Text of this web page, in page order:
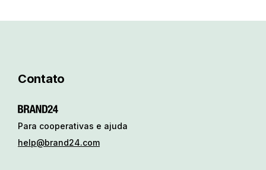
Contato
Para cooperativas e ajuda
help@brand24.com